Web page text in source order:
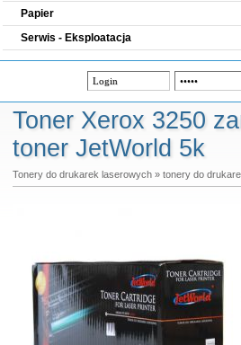
Papier
Serwis - Eksploatacja
Toner Xerox 3250
toner JetWorld 5k
Tonery do drukarek laserowych» tonery do